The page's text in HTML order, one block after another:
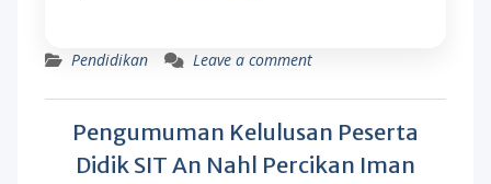
Pendidikan Leave a comment
Pengumuman Kelulusan Peserta
Didik SIT An Nahl Percikan Iman